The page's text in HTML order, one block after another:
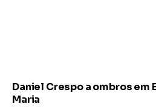
Daniel Crespo a ombros em
Maria